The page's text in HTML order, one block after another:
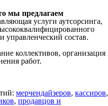
мы предлагаем
услуги аутсорсинга,
состав.
коллективов, организация
работ.
мерчендайзеров, кассиров,
, продавцов и